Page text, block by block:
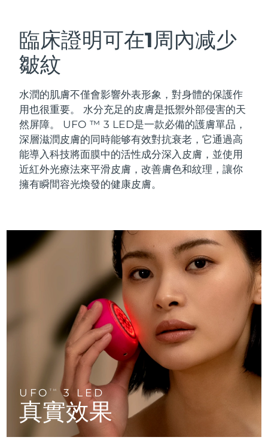
臨床證明可在1周內减少
皺紋
水潤的肌膚不僅會影響外表形象，對身體的保護作
用也很重要。 水分充足的皮膚是抵禦外部侵害的天
然屏障。
UFO ™ 3 LED是一款必備的護膚單品，
深層滋潤皮膚的同時能够有效對抗衰老，它通過高
能導入科技將面膜中的活性成分深入皮膚，並使用
近紅外光療法來平滑皮膚，改善膚色和紋理，讓你
擁有瞬間容光煥發的健康皮膚。
UFO TM 3 LED
真實效果
FAQ™ 抗老護理
抗老
FAQ™護膚品
All FAQ™ skincare
FAQ™產品
All anti-aging treatments
LED治療
FAQ™護膚品
All FAQ™ skincare
FAQ™產品
All LED treatments
生髮
FAQ™ Scalp Serum
FAQ™護膚品
All FAQ™ skincare
FAQ™產品
All hair treatments面部及身體調理
NEW
FAQ™ Body Sculpt Serum
FAQ™護膚品
All FAQ™ skincare
FAQ™產品
All toning treatments
肌膚年輕化
FAQ™ Red Light Serum
FAQ™ skincare
FAQ™ products
All toning treatments
PEACH™ 2 Pro Max
Professional IPL hair removal device
PEACH™ 2
IPL hair removal
PEACH™ 2 go
Travel-friendly IPL hair removal
PEACH™ Cooling Prep Gel
Cooling IPL hair removal gel
身體護理
BEAR™ 2 body
Microcurrent body toning
LUNA™ 4 body
Massaging body brush
SUPERCHARGED™ serum
Firming body serum
痘肌護理
ESPADA™ 2 plus
Recurring acne LED therapy
ESPADA™ 2
Acne treatment device
ESPADA™ Blemish Solution
Concentrated acne gel
ESPADA™ 設備
All acne treatment devices
眼部護理
BEAR™ 2 eyes & lips
Microcurrent line smoothing device
IRIS™ 2
Rejuvenating eye massager
眼部護膚
Advanced eye care treatment
眼部護理設備
All revitalizing eye massagers
KIWI™ derma
Diamond microdermabrasion
KIWI™
LUNA™ 4 hair
2-in-1 LED scalp massager
FLIP™ play advanced
奧地利 預計送達日期29/1/2026
巴林
比利時 預計送達日期 29/1/2026
百慕達 預計送達日期4/2/2026
波士尼亞與赫塞哥維納 預計送達日期1/2/2026
汶萊 預計送達日期 3/2/2026
加拿大 預計送達日期2/2/2026
智利 預計送達日期2/2/2026
29/1/2026
預計送達日期 2/2/2026
克羅埃西亞 預計送達日期 29/1/2026
預計送達日期 30/1/2026
捷克 預計送達日期
丹麥